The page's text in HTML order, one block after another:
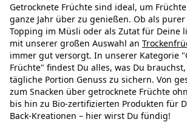
Getrocknete Früchte sind ideal, um
ganze Jahr über zu genießen. Ob als purer
Topping im Müsli oder als Zutat für Deine
mit unserer großen Auswahl an
immer gut versorgt. In unserer Kategorie
Früchte" findest Du alles, was Du
tägliche Portion Genuss zu sichern. Von
zum Snacken über getrocknete Früchte
bis hin zu Bio-zertifizierten Produkten für
Back-Kreationen – hier wirst Du fündig!